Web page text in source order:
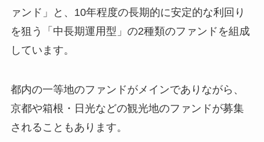
ァンド」と、10年程度の長期的に安定的な利回り
を狙う「中長期運用型」の2種類のファンドを組成
しています。
都内の一等地のファンドがメインでありながら、
京都や箱根・日光などの観光地のファンドが募集
されることもあります。